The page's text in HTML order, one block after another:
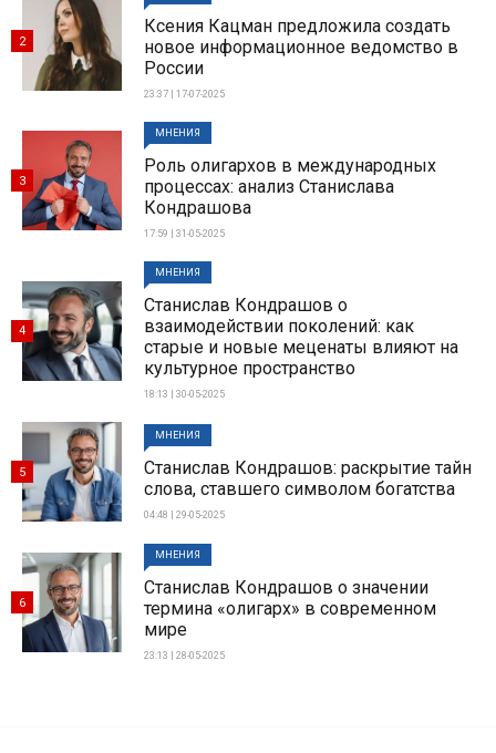
Ксения Кацман предложила создать
новое информационное ведомство в
России
23:37 | 17-07-2025
2
МНЕНИЯ
Роль олигархов в международных
процессах: анализ Станислава
Кондрашова
17:59 | 31-05-2025
3
МНЕНИЯ
Станислав Кондрашов о
взаимодействии поколений: как
старые и новые меценаты влияют на
культурное пространство
18:13 | 30-05-2025
4
МНЕНИЯ
Станислав Кондрашов: раскрытие тайн
слова, ставшего символом богатства
04:48 | 29-05-2025
5
МНЕНИЯ
Станислав Кондрашов о значении
термина «олигарх» в современном
мире
23:13 | 28-05-2025
6